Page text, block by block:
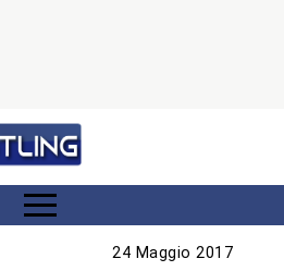
24 Maggio 2017